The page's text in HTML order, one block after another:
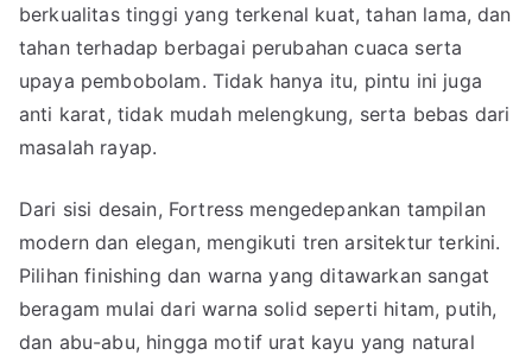
berkualitas tinggi yang terkenal kuat, tahan lama, dan
tahan terhadap berbagai perubahan cuaca serta
upaya pembobolam. Tidak hanya itu, pintu ini juga
anti karat, tidak mudah melengkung, serta bebas dari
masalah rayap.
Dari sisi desain, Fortress mengedepankan tampilan
modern dan elegan, mengikuti tren arsitektur terkini.
Pilihan finishing dan warna yang ditawarkan sangat
beragam mulai dari warna solid seperti hitam, putih,
dan abu-abu, hingga motif urat kayu yang natural